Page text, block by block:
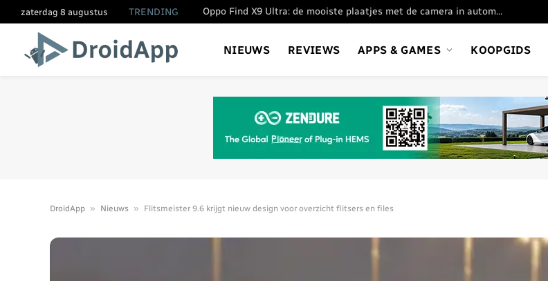
zaterdag 8 augustus TRENDING Oppo Find X9 Ultra: de mooiste plaatjes met de camera in automatische stand
NIEUWS REVIEWS APPS & GAMES KOOPGIDS
DroidApp » Nieuws » Flitsmeister 9.6 krijgt nieuw design voor overzicht flitsers en files